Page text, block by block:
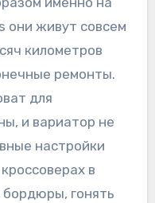
они живут совсем
километров
ремонты.
для
и вариатор не
настройки
в
гонять